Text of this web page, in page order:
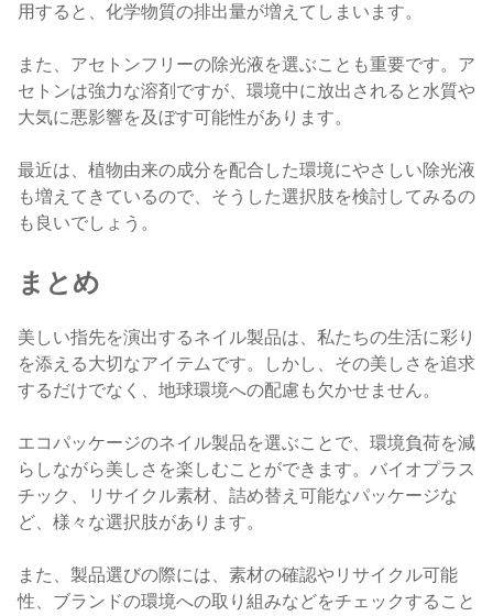
用すると、化学物質の排出量が増えてしまいます。
また、アセトンフリーの除光液を選ぶことも重要です。ア
セトンは強力な溶剤ですが、環境中に放出されると水質や
大気に悪影響を及ぼす可能性があります。
最近は、植物由来の成分を配合した環境にやさしい除光液
も増えてきているので、そうした選択肢を検討してみるの
も良いでしょう。
まとめ
美しい指先を演出するネイル製品は、私たちの生活に彩り
を添える大切なアイテムです。しかし、その美しさを追求
するだけでなく、地球環境への配慮も欠かせません。
エコパッケージのネイル製品を選ぶことで、環境負荷を減
らしながら美しさを楽しむことができます。バイオプラス
チック、リサイクル素材、詰め替え可能なパッケージな
ど、様々な選択肢があります。
また、製品選びの際には、素材の確認やリサイクル可能
性、ブランドの環境への取り組みなどをチェックすること